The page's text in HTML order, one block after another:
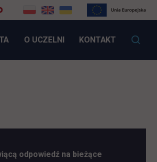
NOWEJ KARCIE
O UCZELNI KONTAKT
odpowiedź na bieżące